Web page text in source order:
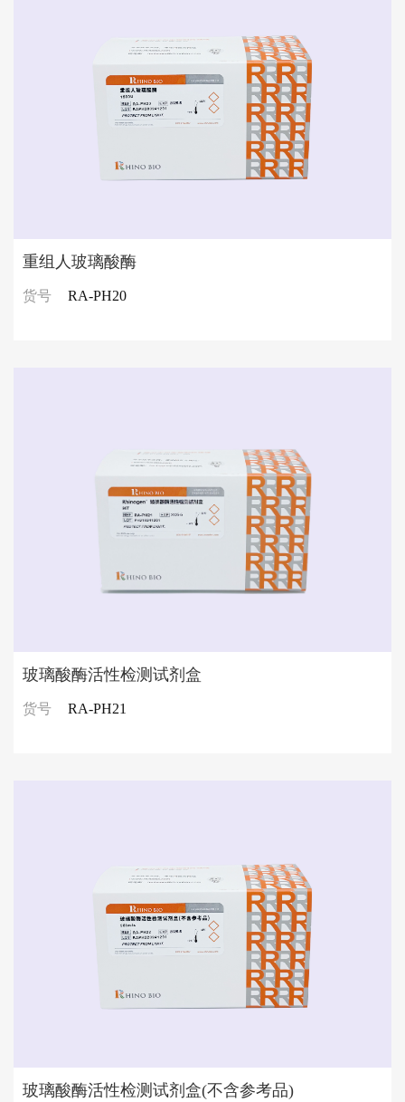
重组人玻璃酸酶
货号 RA-PH20
玻璃酸酶活性检测试剂盒
货号 RA-PH21
玻璃酸酶活性检测试剂盒(不含参考品)